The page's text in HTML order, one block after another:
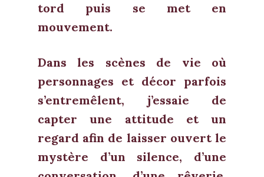
tord puis se met en
mouvement.
Dans les scènes de vie où
personnages et décor parfois
s’entremêlent, j’essaie de
capter une attitude et un
regard afin de laisser ouvert le
mystère d’un silence, d’une